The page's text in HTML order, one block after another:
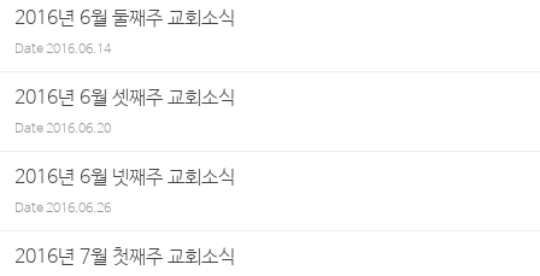
2016년 6월 둘째주 교회소식
Date2016.06.14
2016년 6월 셋째주 교회소식
Date2016.06.20
2016년 6월 넷째주 교회소식
Date2016.06.26
2016년 7월 첫째주 교회소식